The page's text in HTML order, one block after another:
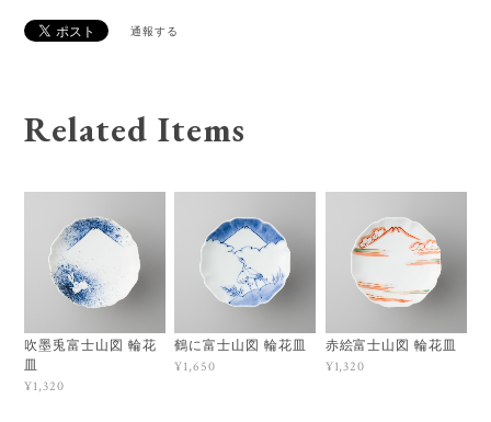
通報する
Related Items
吹墨兎富士山図 輪花
皿
¥1,320
鶴に富士山図 輪花皿
¥1,650
赤絵富士山図 輪花皿
¥1,320